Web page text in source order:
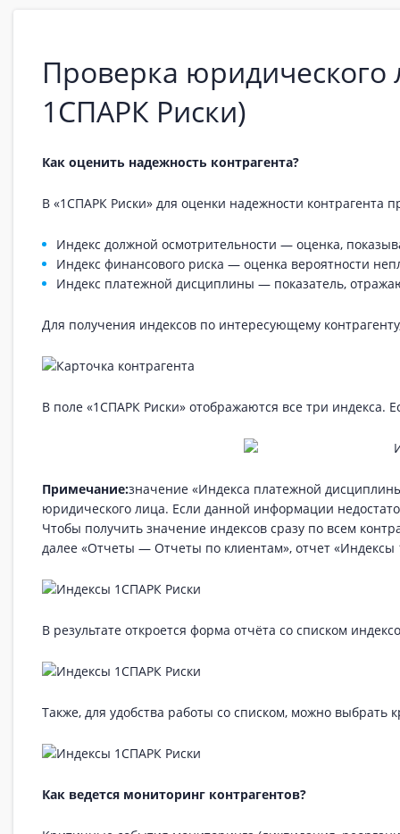
Проверка
1СПАРК Риски)
Как оценить надежность контрагента?
В «1СПАРК Риски» для оценки надежности контрагента
Индекс должной осмотрительности — оценка,
Индекс финансового риска — оценка вероятности
Индекс платежной дисциплины — показатель,
Для получения индексов по интересующему
В поле «1СПАРК Риски» отображаются все три индекса.
Примечание:значение «Индекса платежной
юридического лица. Если данной информации
Чтобы получить значение индексов сразу по всем
далее «Отчеты — Отчеты по клиентам», отчет «Индексы
В результате откроется форма отчёта со списком
Также, для удобства работы со списком, можно выбрать
Как ведется мониторинг контрагентов?